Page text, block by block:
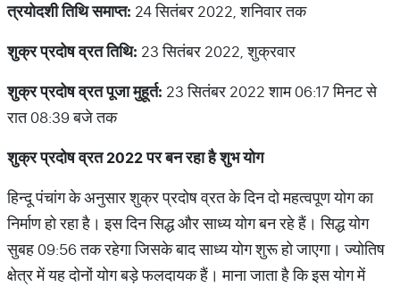
त्रयोदशी तिथि समाप्त: 24 सितंबर 2022, शनिवार तक
शुक्र प्रदोष व्रत तिथि: 23 सितंबर 2022, शुक्रवार
शुक्र प्रदोष व्रत पूजा मुहूर्त: 23 सितंबर 2022 शाम 06:17 मिनट से
रात 08:39 बजे तक
शुक्र प्रदोष व्रत 2022 पर बन रहा है शुभ योग
हिन्दू पंचांग के अनुसार शुक्र प्रदोष व्रत के दिन दो महत्वपूण योग का
निर्माण हो रहा है। इस दिन सिद्ध और साध्य योग बन रहे हैं। सिद्ध योग
सुबह 09:56 तक रहेगा जिसके बाद साध्य योग शुरू हो जाएगा। ज्योतिष
क्षेत्र में यह दोनों योग बड़े फलदायक हैं। माना जाता है कि इस योग में